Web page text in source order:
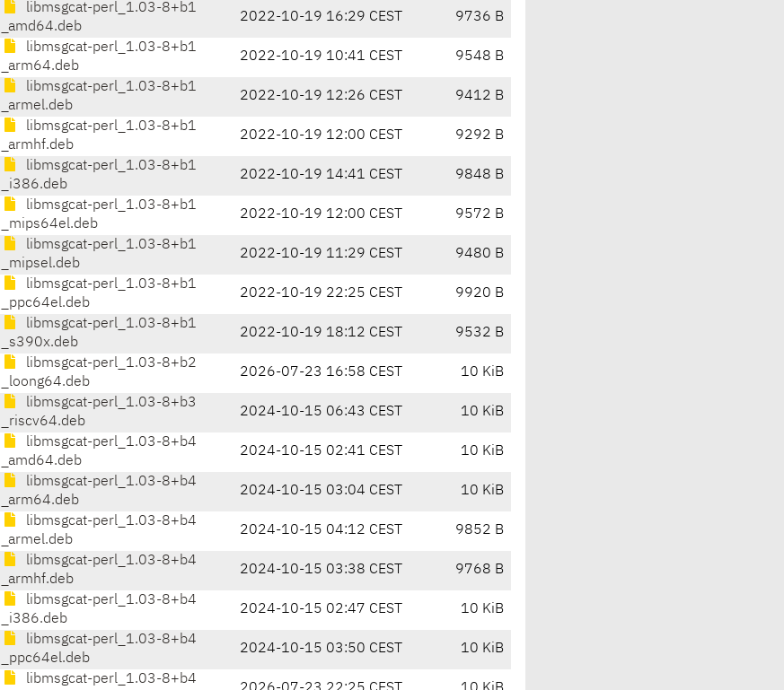
libmsgcat-perl_1.03-8+b1
_amd64.deb
2022-10-19 16:29 CEST 9736 B
libmsgcat-perl_1.03-8+b1
_arm64.deb
2022-10-19 10:41 CEST 9548 B
libmsgcat-perl_1.03-8+b1
_armel.deb
2022-10-19 12:26 CEST 9412 B
libmsgcat-perl_1.03-8+b1
_armhf.deb
2022-10-19 12:00 CEST 9292 B
libmsgcat-perl_1.03-8+b1
_i386.deb
2022-10-19 14:41 CEST 9848 B
libmsgcat-perl_1.03-8+b1
_mips64el.deb
2022-10-19 12:00 CEST 9572 B
libmsgcat-perl_1.03-8+b1
_mipsel.deb
2022-10-19 11:29 CEST 9480 B
libmsgcat-perl_1.03-8+b1
_ppc64el.deb
2022-10-19 22:25 CEST 9920 B
libmsgcat-perl_1.03-8+b1
_s390x.deb
2022-10-19 18:12 CEST 9532 B
libmsgcat-perl_1.03-8+b2
_loong64.deb
2026-07-23 16:58 CEST 10 KiB
libmsgcat-perl_1.03-8+b3
_riscv64.deb
2024-10-15 06:43 CEST 10 KiB
libmsgcat-perl_1.03-8+b4
_amd64.deb
2024-10-15 02:41 CEST 10 KiB
libmsgcat-perl_1.03-8+b4
_arm64.deb
2024-10-15 03:04 CEST 10 KiB
libmsgcat-perl_1.03-8+b4
_armel.deb
2024-10-15 04:12 CEST 9852 B
libmsgcat-perl_1.03-8+b4
_armhf.deb
2024-10-15 03:38 CEST 9768 B
libmsgcat-perl_1.03-8+b4
_i386.deb
2024-10-15 02:47 CEST 10 KiB
libmsgcat-perl_1.03-8+b4
_ppc64el.deb
2024-10-15 03:50 CEST 10 KiB
libmsgcat-perl_1.03-8+b4